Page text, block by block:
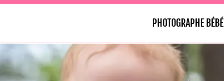
PHOTOGRAPHE BÉBÉ